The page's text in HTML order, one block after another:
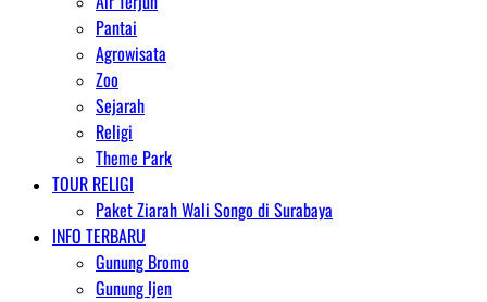
Pantai
Agrowisata
Zoo
Sejarah
Religi
Theme Park
TOUR RELIGI
Paket Ziarah Wali Songo di Surabaya
INFO TERBARU
Gunung Bromo
Gunung Ijen